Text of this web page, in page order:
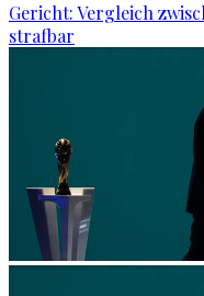
Gericht: Ver­gleich
straf­bar